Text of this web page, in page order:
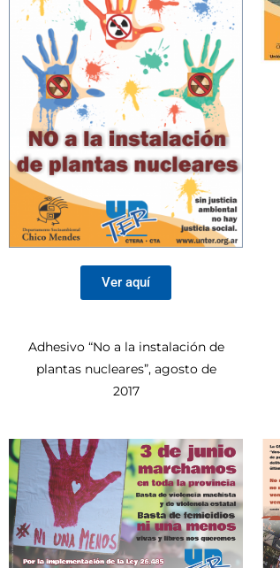
Ver aquí
Adhesivo “No a la instalación de
plantas nucleares”, agosto de
2017